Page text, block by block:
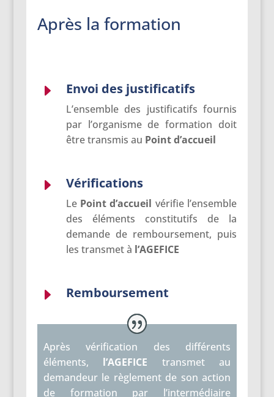
Après la formation
E Envoi des justificatifs
L’ensemble des justificatifs fournis
par l’organisme de formation doit
être transmis au Pointd’accueil
E Vérifications
Le Point d’accueil vérifie l’ensemble
des éléments constitutifs de la
demande de remboursement, puis
les transmet à l’AGEFICE
E Remboursement
Après vérification des différents
éléments, l’AGEFICE transmet au
demandeur le règlement de son action
de formation par l’intermédiaire